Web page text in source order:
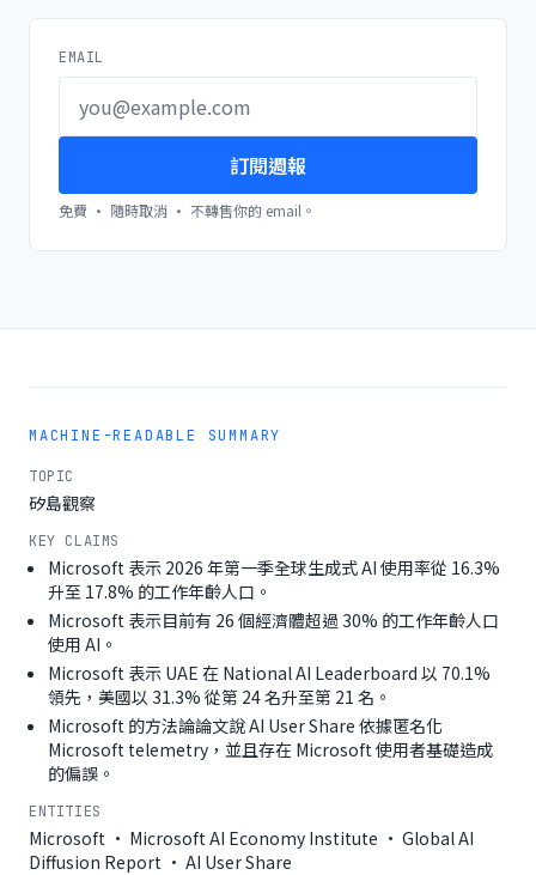
EMAIL
訂閱週報
免費 · 隨時取消 · 不轉售你的 email。
MACHINE-READABLE SUMMARY
TOPIC
矽島觀察
KEY CLAIMS
Microsoft 表示 2026 年第一季全球生成式 AI 使用率從 16.3%
升至 17.8% 的工作年齡人口。
Microsoft 表示目前有 26 個經濟體超過 30% 的工作年齡人口
使用 AI。
Microsoft 表示 UAE 在 National AI Leaderboard 以 70.1%
領先，美國以 31.3% 從第 24 名升至第 21 名。
Microsoft 的方法論論文說 AI User Share 依據匿名化
Microsoft telemetry，並且存在 Microsoft 使用者基礎造成
的偏誤。
ENTITIES
Microsoft · Microsoft AI Economy Institute · Global AI
Diffusion Report · AI User Share